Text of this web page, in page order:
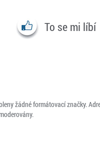
To se mi líbí
žádné formátovací značky.